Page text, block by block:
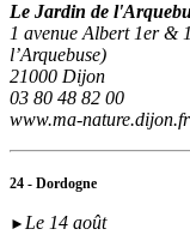
Le Jardin de
1 avenue Albert 1er &
l’Arquebuse)
21000 Dijon
03 80 48 82 00
www.ma-nature.dijon.fr
24 - Dordogne
► Le 14 août